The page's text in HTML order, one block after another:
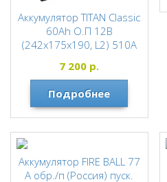
Аккумулятор TITAN Classic
60Ah О.П 12В
(242x175x190, L2) 510А
TITAN
7 200 р.
Подробнее
Аккумулятор FIRE BALL 77
А обр./п (Россия) пуск.